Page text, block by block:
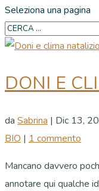
Seleziona una pagina
DONI E
da Sabrina | Dic 13,
BIO | 1 commento
Mancano davvero
annotare qui qualche